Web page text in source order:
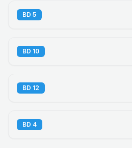
5
BD
10
BD
12
BD
4
BD